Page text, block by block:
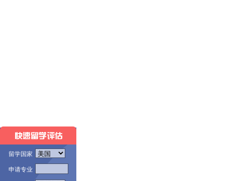
留学国家
申请专业